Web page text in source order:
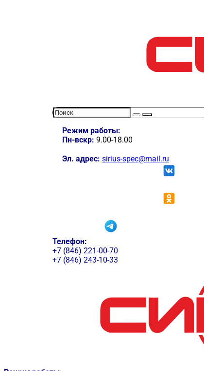
Режим работы:
Пн-вскр: 9.00-18.00
Эл. адрес: sirius-spec@mail.ru
Телефон:
+7 (846) 221-00-70
+7 (846) 243-10-33